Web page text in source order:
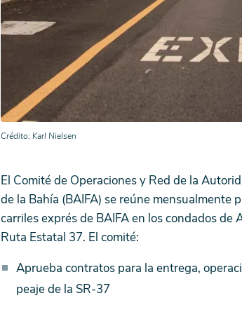
Crédito Karl Nielsen
El Comité de Operaciones y Red de la
de la Bahía (BAIFA) se reúne mensualmente
carriles exprés de BAIFA en los condados de
Ruta Estatal 37. El comité:
Aprueba contratos para la entrega,
peaje de la SR-37